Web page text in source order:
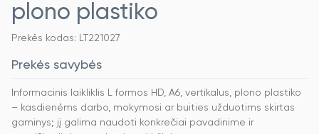
plono plastiko
Prekės kodas: LT221027
Prekės savybės
Informacinis laikliklis L formos HD, A6, vertikalus, plono plastiko
– kasdienėms darbo, mokymosi ar buities užduotims skirtas
gaminys; jį galima naudoti konkrečiai pavadinime ir